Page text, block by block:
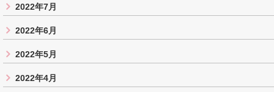
2022年7月
2022年6月
2022年5月
2022年4月